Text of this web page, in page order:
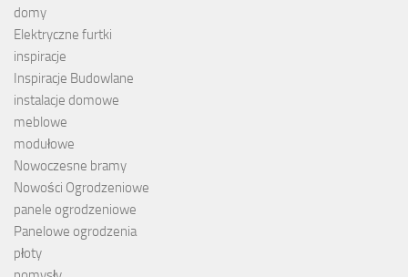
domy
Elektryczne furtki
inspiracje
Inspiracje Budowlane
instalacje domowe
meblowe
modułowe
Nowoczesne bramy
Nowości Ogrodzeniowe
panele ogrodzeniowe
Panelowe ogrodzenia
płoty